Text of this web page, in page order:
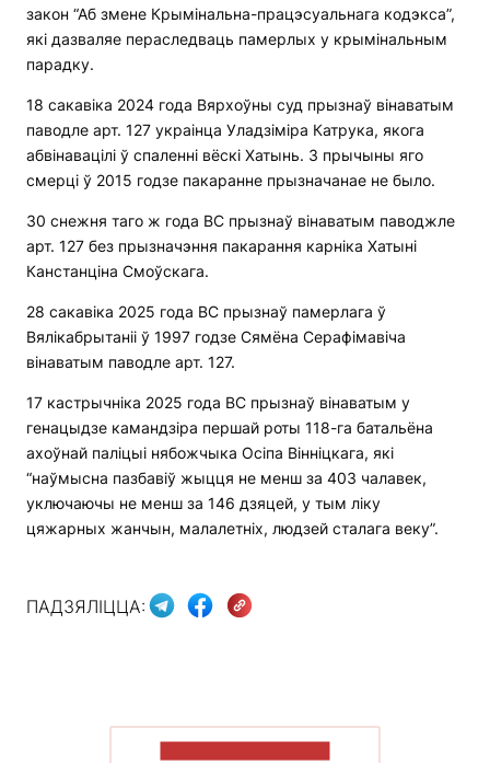
закон “Аб змене Крымінальна-працэсуальнага кодэкса”,
які дазваляе пераследваць памерлых у крымінальным
парадку.
18 сакавіка 2024 года Вярхоўны суд прызнаў вінаватым
паводле арт. 127 украінца Уладзіміра Катрука, якога
абвінавацілі ў спаленні вёскі Хатынь. З прычыны яго
смерці ў 2015 годзе пакаранне прызначанае не было.
30 снежня таго ж года ВС прызнаў вінаватым паводжле
арт. 127 без прызначэння пакарання карніка Хатыні
Канстанціна Смоўскага.
28 сакавіка 2025 года ВС прызнаў памерлага ў
Вялікабрытаніі ў 1997 годзе Сямёна Серафімавіча
вінаватым паводле арт. 127.
17 кастрычніка 2025 года ВС прызнаў вінаватым у
генацыдзе камандзіра першай роты 118-га батальёна
ахоўнай паліцыі нябожчыка Осіпа Вінніцкага, які
“наўмысна пазбавіў жыцця не менш за 403 чалавек,
уключаючы не менш за 146 дзяцей, у тым ліку
цяжарных жанчын, малалетніх, людзей сталага веку”.
ПАДЗЯЛІЦЦА: